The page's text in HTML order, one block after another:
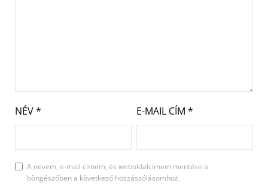
NÉV* E-MAIL CÍM *
A nevem, e-mail címem, és weboldalcímem mentése a
böngészőben a következő hozzászólásomhoz.